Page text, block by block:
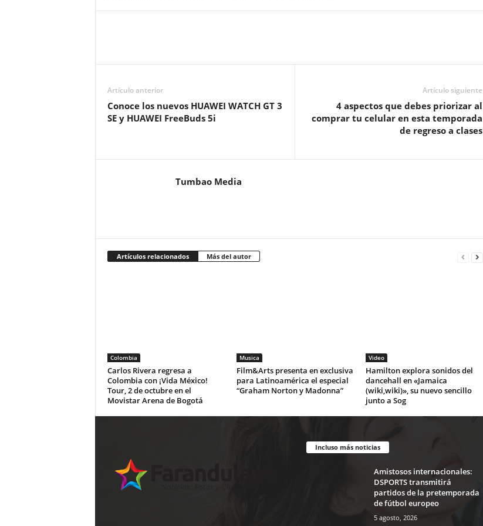
Artículo anterior
Conoce los nuevos HUAWEI WATCH GT 3
SE y HUAWEI FreeBuds 5i
Artículo siguiente
4 aspectos que debes priorizar al
comprar tu celular en esta temporada
de regreso a clases
Tumbao Media
Artículos relacionados Más del autor
Colombia
Carlos Rivera regresa a
Colombia con ¡Vida México!
Tour, 2 de octubre en el
Movistar Arena de Bogotá
Musica
Film&Arts presenta en exclusiva
para Latinoamérica el especial
“Graham Norton y Madonna”
Video
Hamilton explora sonidos del
dancehall en «Jamaica
(wiki,wiki)», su nuevo sencillo
junto a Sog
Incluso más noticias
Amistosos internacionales:
DSPORTS transmitirá
partidos de la pretemporada
de fútbol europeo
5 agosto, 2026